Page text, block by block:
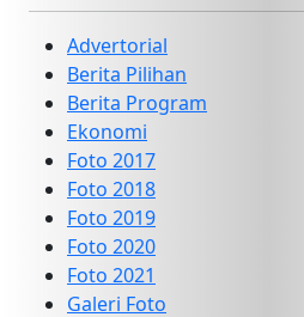
Advertorial
Berita Pilihan
Berita Program
Ekonomi
Foto 2017
Foto 2018
Foto 2019
Foto 2020
Foto 2021
Galeri Foto